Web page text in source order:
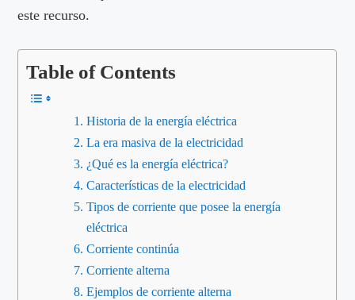
este recurso.
Table of Contents
Historia de la energía eléctrica
La era masiva de la electricidad
¿Qué es la energía eléctrica?
Características de la electricidad
Tipos de corriente que posee la energía
eléctrica
Corriente continúa
Corriente alterna
Ejemplos de corriente alterna